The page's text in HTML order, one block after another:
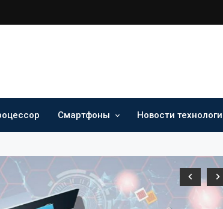
Смартфоны Новости